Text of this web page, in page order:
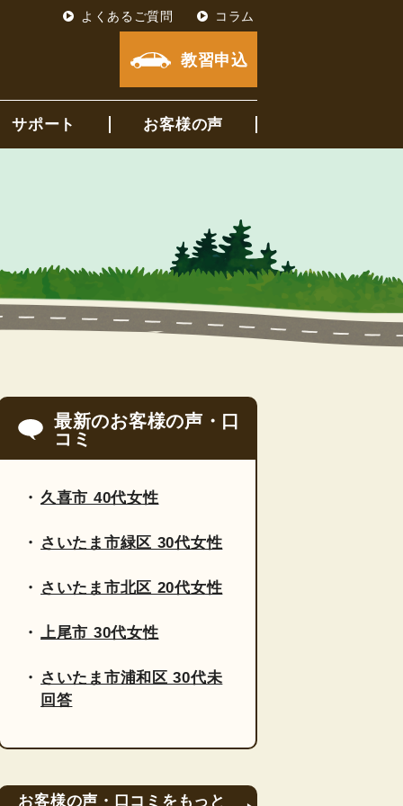
教習申込
よくあるご質問 コラム
サポート お客様の声
最新のお客様の声・口
コミ
久喜市 40代女性
さいたま市緑区 30代女性
さいたま市北区 20代女性
上尾市 30代女性
さいたま市浦和区 30代未
回答
お客様の声・口コミをもっと